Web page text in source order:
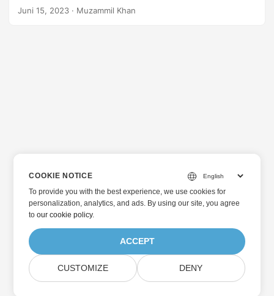
menggunakan Python.
Juni 15, 2023 · Muzammil Khan
COOKIE NOTICE
To provide you with the best experience, we use cookies for
personalization, analytics, and ads. By using our site, you agree
toour cookie policy.
ACCEPT
CUSTOMIZE DENY